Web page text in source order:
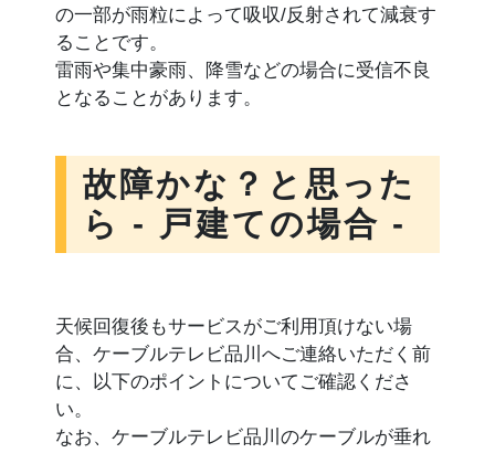
の一部が雨粒によって吸収/反射されて減衰す
ることです。
雷雨や集中豪雨、降雪などの場合に受信不良
となることがあります。
故障かな？と思った
ら - 戸建ての場合 -
天候回復後もサービスがご利用頂けない場
合、ケーブルテレビ品川へご連絡いただく前
に、以下のポイントについてご確認くださ
い。
なお、ケーブルテレビ品川のケーブルが垂れ